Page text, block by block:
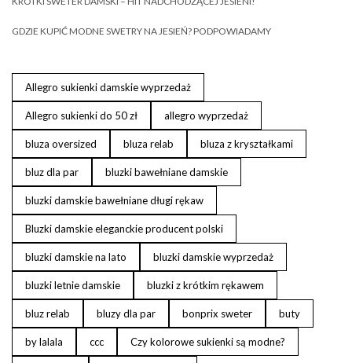
GDZIE KUPIĆ MODNE SWETRY NA JESIEŃ? PODPOWIADAMY
Allegro sukienki damskie wyprzedaż
Allegro sukienki do 50 zł allegro wyprzedaż
bluza oversized bluza relab bluza z kryształkami
bluz dla par bluzki bawełniane damskie
bluzki damskie bawełniane długi rękaw
Bluzki damskie eleganckie producent polski
bluzki damskie na lato bluzki damskie wyprzedaż
bluzki letnie damskie bluzki z krótkim rękawem
bluz relab bluzy dla par bonprix sweter buty
by lalala ccc Czy kolorowe sukienki są modne?